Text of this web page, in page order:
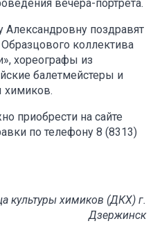
вечера-портрета.
поздравят
коллектива
хореографы из
балетмейстеры и
химиков.
приобрести на сайте
по телефону 8 (8313)
культуры химиков (ДКХ) г.
Дзержинск